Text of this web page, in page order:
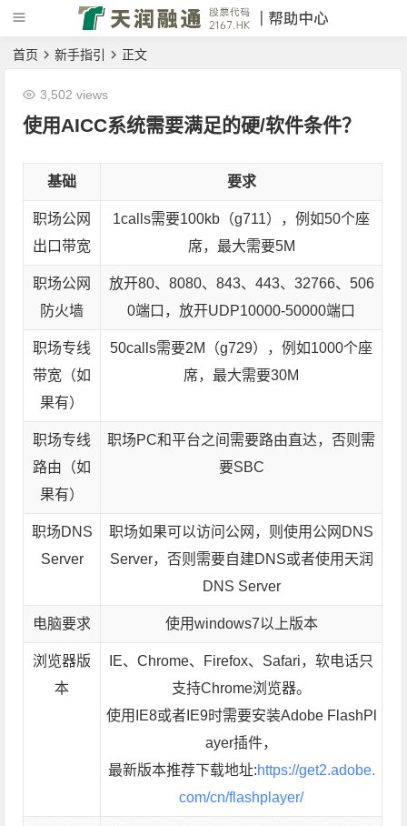
首页 新手指引 正文
使用AICC系统需要满足的硬/软件条件？
3,502 views
基础 要求
职场公网
出口带宽
1calls需要100kb（g711），例如50个座
席，最大需要5M
职场公网
防火墙
放开80、8080、843、443、32766、506
0端口，放开UDP10000-50000端口
职场专线
带宽（如
果有）
50calls需要2M（g729），例如1000个座
席，最大需要30M
职场专线
路由（如
果有）
职场PC和平台之间需要路由直达，否则需
要SBC
职场DNS
Server
职场如果可以访问公网，则使用公网DNS
Server，否则需要自建DNS或者使用天润
DNS Server
电脑要求 使用windows7以上版本
浏览器版
本
IE、Chrome、Firefox、Safari，软电话只
支持Chrome浏览器。
使用IE8或者IE9时需要安装Adobe FlashPl
ayer插件，
最新版本推荐下载地址:https://get2.adobe.
com/cn/flashplayer/